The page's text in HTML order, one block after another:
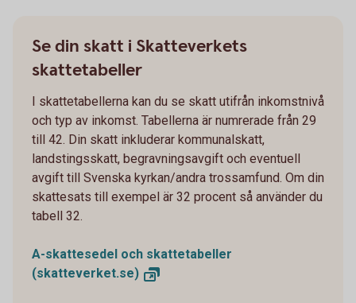
Se din skatt i Skatteverkets
skattetabeller
I skattetabellerna kan du se skatt utifrån inkomstnivå
och typ av inkomst. Tabellerna är numrerade från 29
till 42. Din skatt inkluderar kommunalskatt,
landstingsskatt, begravningsavgift och eventuell
avgift till Svenska kyrkan/andra trossamfund. Om din
skattesats till exempel är 32 procent så använder du
tabell 32.
A-skattesedel och skattetabeller
(skatteverket.se)